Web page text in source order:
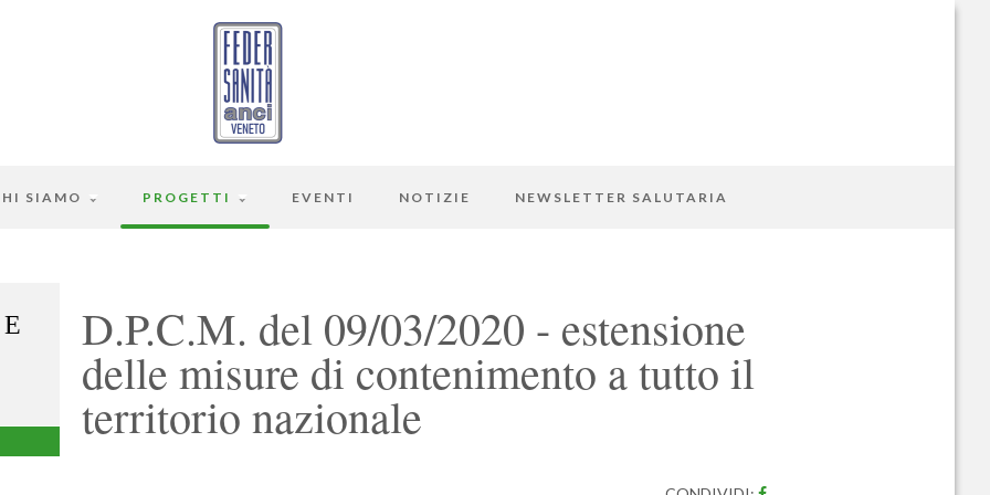
SIAMO PROGETTI EVENTI NOTIZIE NEWSLETTER SALUTARIA
D.P.C.M. del 09/03/2020 - estensione
delle misure di contenimento a tutto il
territorio nazionale